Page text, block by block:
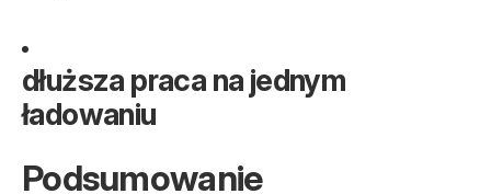
dłuższa praca na jednym
ładowaniu
Podsumowanie